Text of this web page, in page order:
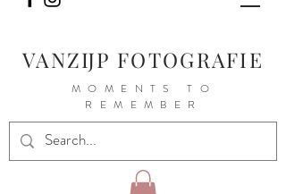
VANZIJP FOTOGRAFIE
MOMENTS TO
REMEMBER